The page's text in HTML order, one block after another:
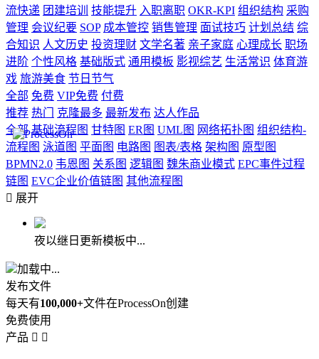
流快递 团建培训 技能提升 入职离职 OKR-KPI 组织结构 采购
管理 会议纪要 SOP 成本管控 销售管理 面试技巧 计划总结 综
合知识 人文历史 投资理财 文学名著 亲子家庭 心理成长 职场
进阶 个性风格 基础版式 通用模板 影视综艺 生活常识 体育游
戏 旅游美食 节日节气
全部 免费 VIP免费 付费
推荐 热门 克隆最多 最新发布 达人作品
全部 基础流程图 甘特图 ER图 UML图 网络拓扑图 组织结构-
流程图 泳道图 平面图 电路图 图表/表格 架构图 原型图
BPMN2.0 韦恩图 关系图 逻辑图 魏朱商业模式 EPC事件过程
链图 EVC企业价值链图 其他流程图
 展开
夜以继日更新模板中...
加载中...
发布文件
每天有100,000+文件在ProcessOn创建
免费使用
产品  